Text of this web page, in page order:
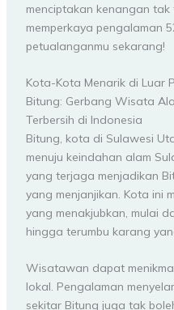
menciptakan kenangan
memperkaya pengalaman
petualanganmu sekarang!
Kota-Kota Menarik di Luar
Bitung: Gerbang Wisata
Terbersih di Indonesia
Bitung, kota di Sulawesi
menuju keindahan alam
yang terjaga menjadikan
yang menjanjikan. Kota ini
yang menakjubkan, mulai
hingga terumbu karang
Wisatawan dapat
lokal. Pengalaman
sekitar Bitung juga tak